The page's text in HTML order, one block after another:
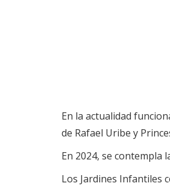
En la actualidad
de Rafael Uribe y
En 2024, se contempla
Los Jardines Infantiles